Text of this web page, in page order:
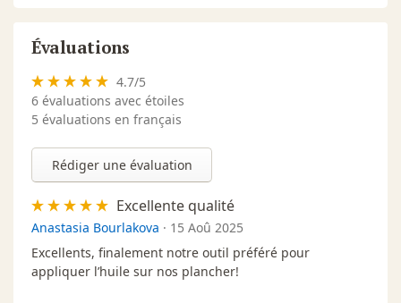
Évaluations
4.7/5
6 évaluations avec étoiles
5 évaluations en français
Rédiger une évaluation
Excellente qualité
Anastasia Bourlakova · 15 Aoû 2025
Excellents, finalement notre outil préféré pour
appliquer l’huile sur nos plancher!